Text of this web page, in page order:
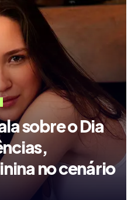
sobre o Dia
no cenário